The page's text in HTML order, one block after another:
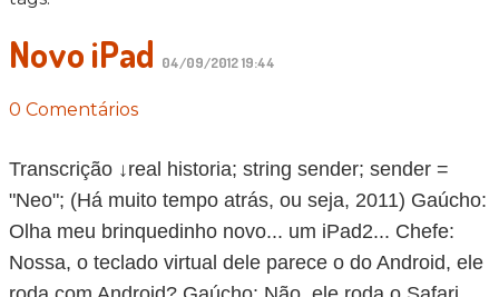
Novo iPad 04/09/2012 19:44
0 Comentários
Transcrição ↓real historia; string sender; sender =
"Neo"; (Há muito tempo atrás, ou seja, 2011) Gaúcho:
Olha meu brinquedinho novo... um iPad2... Chefe:
Nossa, o teclado virtual dele parece o do Android, ele